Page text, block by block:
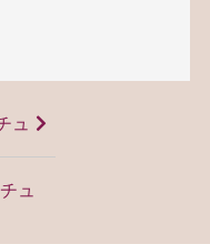
ュ
ュ